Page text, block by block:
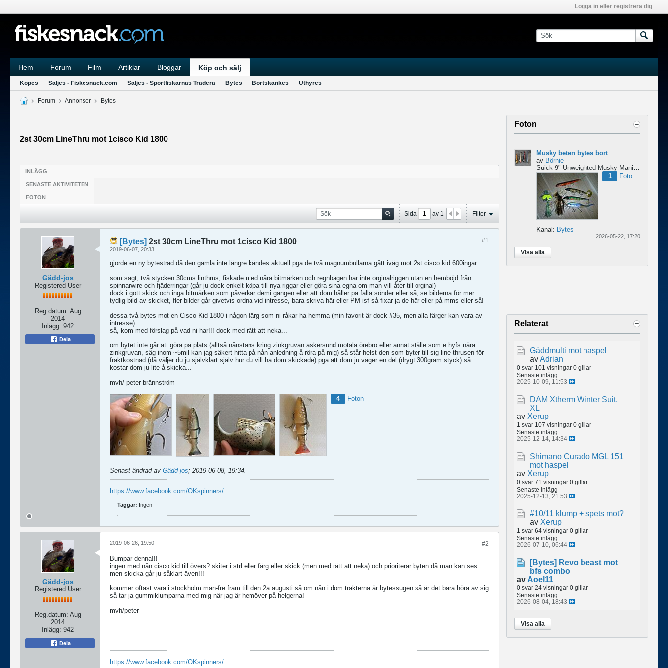
Logga in eller registrera dig
Hem Forum Film Artiklar Bloggar Köp och sälj
Köpes Säljes - Fiskesnack.com Säljes - Sportfiskarnas Tradera Bytes Bortskänkes Uthyres
Forum Annonser Bytes
2st 30cm LineThru mot 1cisco Kid 1800
INLÄGG
SENASTE AKTIVITETEN
FOTON
Sida av 1 Filter
Gädd-jos
Registered User
Reg.datum: Aug
2014
Inlägg: 942
Dela
#1
[Bytes] 2st 30cm LineThru mot 1cisco Kid 1800
2019-06-07, 20:33
gjorde en ny bytestråd då den gamla inte längre kändes aktuell pga de två magnumbullarna gått iväg mot 2st cisco kid 600ingar.
som sagt, två stycken 30cms linthrus, fiskade med nåra bitmärken och regnbågen har inte orginalriggen utan en hemböjd från
spinnarwire och fjäderringar (går ju dock enkelt köpa till nya riggar eller göra sina egna om man vill åter till orginal)
dock i gott skick och inga bitmärken som påverkar demi gången eller att dom håller på falla sönder eller så, se bilderna för mer
tydlig bild av skicket, fler bilder går givetvis ordna vid intresse, bara skriva här eller PM isf så fixar ja de här eller på mms eller så!
dessa två bytes mot en Cisco Kid 1800 i någon färg som ni råkar ha hemma (min favorit är dock #35, men alla färger kan vara av
intresse)
så, kom med förslag på vad ni har!!! dock med rätt att neka...
om bytet inte går att göra på plats (alltså nånstans kring zinkgruvan askersund motala örebro eller annat ställe som e hyfs nära
zinkgruvan, säg inom ~5mil kan jag säkert hitta på nån anledning å röra på mig) så står helst den som byter till sig line-thrusen för
fraktkostnad (då väljer du ju självklart själv hur du vill ha dom skickade) pga att dom ju väger en del (drygt 300gram styck) så
kostar dom ju lite å skicka...
mvh/ peter brännström
4 Foton
Senast ändrad av Gädd-jos; 2019-06-08, 19:34
https://www.facebook.com/OKspinners/
Taggar: Ingen
Gädd-jos
Registered User
Reg.datum: Aug
2014
Inlägg: 942
Dela
#2
2019-06-26, 19:50
Bumpar denna!!!
ingen med nån cisco kid till övers? skiter i strl eller färg eller skick (men med rätt att neka) och prioriterar byten då man kan ses
men skicka går ju såklart även!!!
kommer oftast vara i stockholm mån-fre fram till den 2a augusti så om nån i dom trakterna är bytessugen så är det bara höra av sig
så tar ja gummiklumparna med mig när jag är hemöver på helgerna!
mvh/peter
https://www.facebook.com/OKspinners/
Foton
Musky beten bytes bort
av Börnie
Suick 9" Unweighted Musky Mania Squirrly Burt
1
Foto
Kanal: Bytes
2026-05-22, 17:20
Visa alla
Relaterat
Gäddmulti mot haspel
avAdrian
0 svar 101 visningar 0 gillar
Senaste inlägg
2025-10-09, 11:53
DAM Xtherm Winter Suit,
XL
av Xerup
1 svar 107 visningar 0 gillar
Senaste inlägg
2025-12-14, 14:34
Shimano Curado MGL 151
mot haspel
av Xerup
0 svar 71 visningar 0 gillar
Senaste inlägg
2025-12-13, 21:53
#10/11 klump + spets mot?
av Xerup
1 svar 64 visningar 0 gillar
Senaste inlägg
2026-07-10, 06:44
[Bytes] Revo beast mot
bfs combo
av Aoel11
0 svar 24 visningar 0 gillar
Senaste inlägg
2026-08-04, 18:43
Visa alla